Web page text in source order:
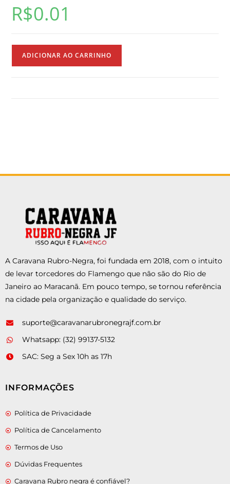
R$0.01
ADICIONAR AO CARRINHO
A Caravana Rubro-Negra, foi fundada em 2018, com o intuito
de levar torcedores do Flamengo que não são do Rio de
Janeiro ao Maracanã. Em pouco tempo, se tornou referência
na cidade pela organização e qualidade do serviço.
suporte@caravanarubronegrajf.com.br
Whatsapp: (32) 99137-5132
SAC: Seg a Sex 10h as 17h
INFORMAÇÕES
Política de Privacidade
Política de Cancelamento
Termos de Uso
Dúvidas Frequentes
Caravana Rubro negra é confiável?